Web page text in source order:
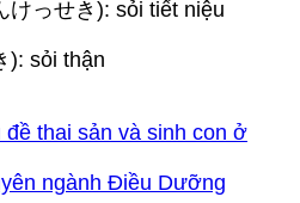
けっせき): sỏi tiết niệu
): sỏi thận
thai sản và sinh con ở
ngành Điều Dưỡng